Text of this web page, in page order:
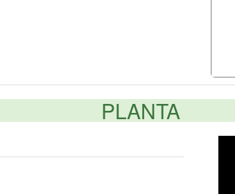
PLANTA